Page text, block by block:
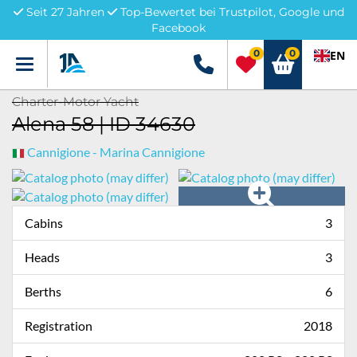
Seit 27 Jahren
Top-Bewertet bei Trustpilot, Google und
Facebook
Menü +49 5741 3222690
0 0 EN
Charter-Motor Yacht
Alena 58 | ID 34630
Cannigione - Marina Cannigione
Cabins 3
Heads 3
Berths 6
Registration 2018